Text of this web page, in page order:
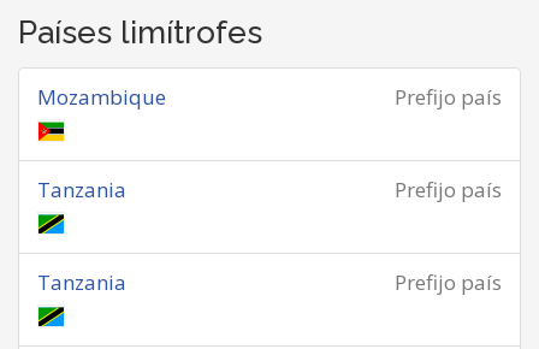
Países limítrofes
Prefijo país
Mozambique
Prefijo país
Tanzania
Prefijo país
Tanzania